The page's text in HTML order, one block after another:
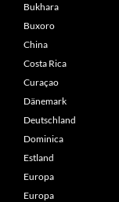
Bukhara
Buxoro
China
Costa Rica
Curaçao
Dänemark
Deutschland
Dominica
Estland
Europa
Europa